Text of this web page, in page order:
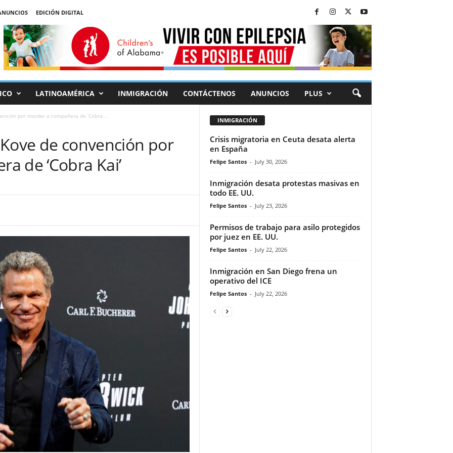
EDICIÓN DIGITAL
LATINOAMÉRICA INMIGRACIÓN CONTÁCTENOS ANUNCIOS PLUS
por morder a compañera de ‘Cobra...
de convención por
de ‘Cobra Kai’
INMIGRACIÓN
Crisis migratoria en Ceuta desata alerta
en España
Felipe Santos - July 30, 2026
Inmigración desata protestas masivas en
todo EE. UU.
Felipe Santos - July 23, 2026
Permisos de trabajo para asilo protegidos
por juez en EE. UU.
Felipe Santos - July 22, 2026
Inmigración en San Diego frena un
operativo del ICE
Felipe Santos - July 22, 2026